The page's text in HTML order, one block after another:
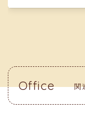
Office 関